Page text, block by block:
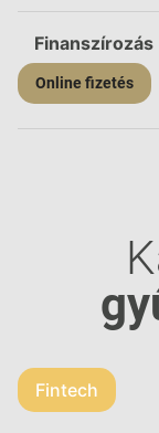
Finanszírozás
Online fizetés
Fintech